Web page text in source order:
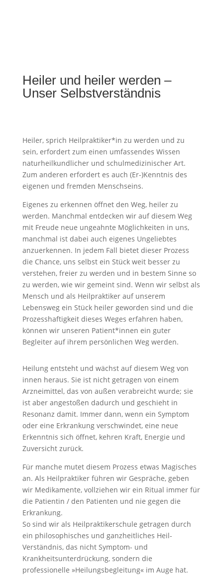
Heiler und heiler werden –
Unser Selbstverständnis
Heiler, sprich Heilpraktiker*in zu werden und zu
sein, erfordert zum einen umfassendes Wissen
naturheilkundlicher und schulmedizinischer Art.
Zum anderen erfordert es auch (Er-)Kenntnis des
eigenen und fremden Menschseins.
Eigenes zu erkennen öffnet den Weg, heiler zu
werden. Manchmal entdecken wir auf diesem Weg
mit Freude neue ungeahnte Möglichkeiten in uns,
manchmal ist dabei auch eigenes Ungeliebtes
anzuerkennen. In jedem Fall bietet dieser Prozess
die Chance, uns selbst ein Stück weit besser zu
verstehen, freier zu werden und in bestem Sinne so
zu werden, wie wir gemeint sind. Wenn wir selbst als
Mensch und als Heilpraktiker auf unserem
Lebensweg ein Stück heiler geworden sind und die
Prozesshaftigkeit dieses Weges erfahren haben,
können wir unseren Patient*innen ein guter
Begleiter auf ihrem persönlichen Weg werden.
Heilung entsteht und wächst auf diesem Weg von
innen heraus. Sie ist nicht getragen von einem
Arzneimittel, das von außen verabreicht wurde; sie
ist aber angestoßen dadurch und geschieht in
Resonanz damit. Immer dann, wenn ein Symptom
oder eine Erkrankung verschwindet, eine neue
Erkenntnis sich öffnet, kehren Kraft, Energie und
Zuversicht zurück.
Für manche mutet diesem Prozess etwas Magisches
an. Als Heilpraktiker führen wir Gespräche, geben
wir Medikamente, vollziehen wir ein Ritual immer für
die Patientin / den Patienten und nie gegen die
Erkrankung.
So sind wir als Heilpraktikerschule getragen durch
ein philosophisches und ganzheitliches Heil-
Verständnis, das nicht Symptom- und
Krankheitsunterdrückung, sondern die
professionelle »Heilungsbegleitung« im Auge hat.